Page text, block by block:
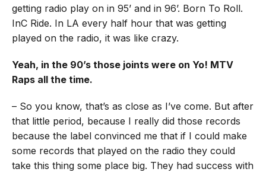
getting radio play on in 95’ and in 96’. Born To Roll.
InC Ride. In LA every half hour that was getting
played on the radio, it was like crazy.
Yeah, in the 90’s those joints were on Yo! MTV
Raps all the time.
– So you know, that’s as close as I’ve come. But after
that little period, because I really did those records
because the label convinced me that if I could make
some records that played on the radio they could
take this thing some place big. They had success with